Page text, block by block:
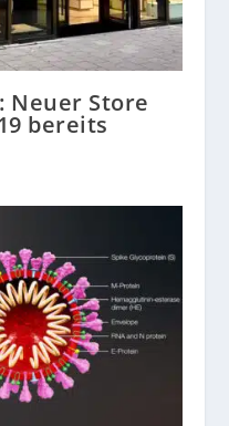
Neuer Store
bereits